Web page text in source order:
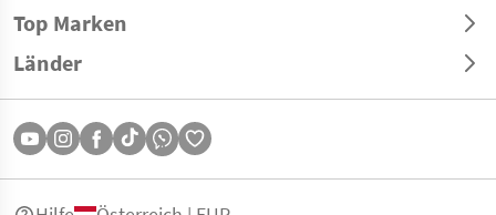
Top Marken
Länder